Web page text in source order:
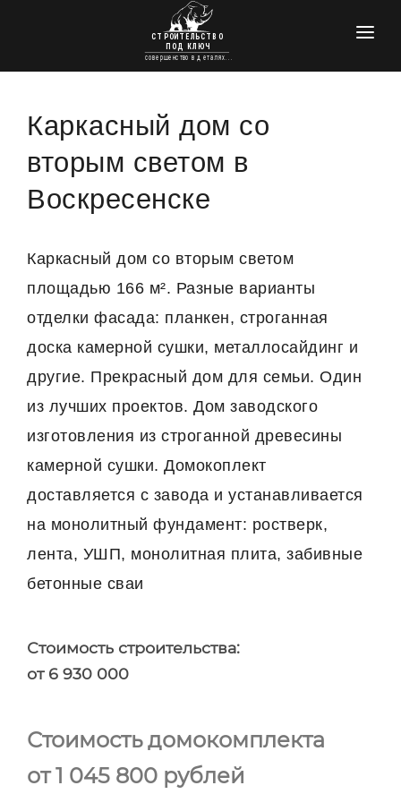
ГЛАВНАЯ
УТЕПЛЕНИЕ
ПРОЕКТЫ ДОМОВ
ФУНДАМЕНТЫ
ОТДЕЛКА И РЕМОНТ
КОНТАКТЫ
Каркасный дом со
вторым светом в
Воскресенске
Каркасный дом со вторым светом
площадью 166 м². Разные варианты
отделки фасада: планкен, строганная
доска камерной сушки, металлосайдинг и
другие. Прекрасный дом для семьи. Один
из лучших проектов. Дом заводского
изготовления из строганной древесины
камерной сушки. Домокоплект
доставляется с завода и устанавливается
на монолитный фундамент: ростверк,
лента, УШП, монолитная плита, забивные
бетонные сваи
Стоимость строительства:
от 6 930 000
Стоимость домокомплекта
от 1 045 800 рублей